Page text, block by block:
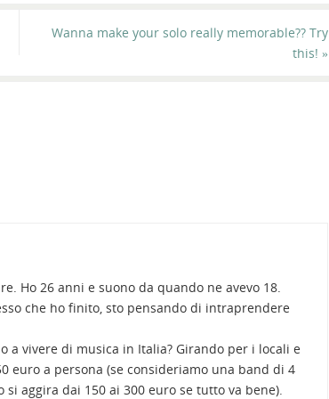
Wanna make your solo really memorable?? Try
this! »
Ho 26 anni e suono da quando ne avevo 18.
che ho finito, sto pensando di intraprendere
a vivere di musica in Italia? Girando per i locali e
euro a persona (se consideriamo una band di 4
aggira dai 150 ai 300 euro se tutto va bene).